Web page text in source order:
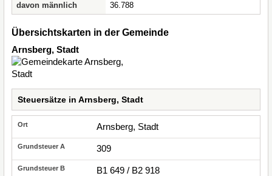
davon männlich
36.788
Übersichtskarten in der Gemeinde
Arnsberg, Stadt
Steuersätze in Arnsberg, Stadt
Arnsberg, Stadt
309
B1 649 / B2 918